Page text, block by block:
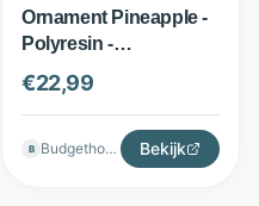
Ornament Pineapple -
Polyresin -
Gedetailleerde ananas
- Goud - Budget Home
Store
€22,99
B Budgethomestore Bekijk